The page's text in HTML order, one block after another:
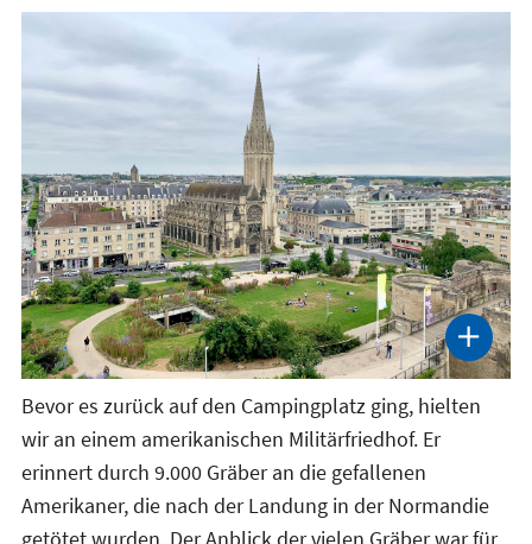
Bevor es zurück auf den Campingplatz ging, hielten
wir an einem amerikanischen Militärfriedhof. Er
erinnert durch 9.000 Gräber an die gefallenen
Amerikaner, die nach der Landung in der Normandie